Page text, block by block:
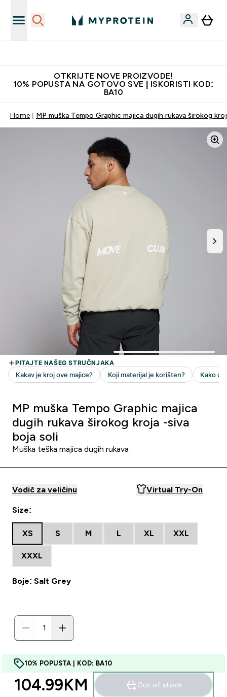
OTKRIJTE NOVE PROIZVODE!
10% POPUSTA NA GOTOVO SVE | ISKORISTI KOD:
BA10
Home MP muška Tempo Graphic majica dugih rukava širokog
MP muška Tempo Graphic majica
dugih rukava širokog kroja -siva
boja soli
Muška teška majica dugih rukava
Vodič za veličinu Virtual Try-On
Size:
XS S M L XL XXL
XXXL
Boje: Salt Grey
10% POPUSTA | KOD: BA10
104.99KM‎ Out of stock